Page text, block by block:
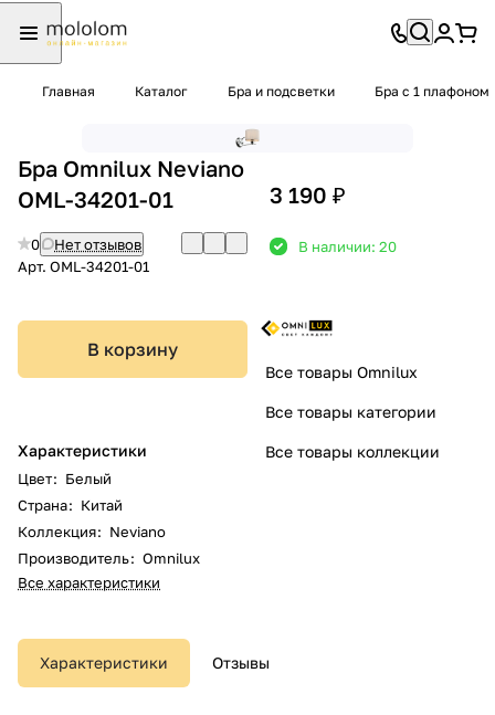
Главная Каталог Бра и подсветки Бра с 1 плафоном
Бра Omnilux Neviano
OML-34201-01
0
Нет отзывов
Арт. OML-34201-01
В корзину
Характеристики
Цвет: Белый
Страна: Китай
Коллекция: Neviano
Производитель: Omnilux
Все характеристики
3 190 ₽
В наличии: 20
Все товары Omnilux
Все товары категории
Все товары коллекции
Характеристики Отзывы